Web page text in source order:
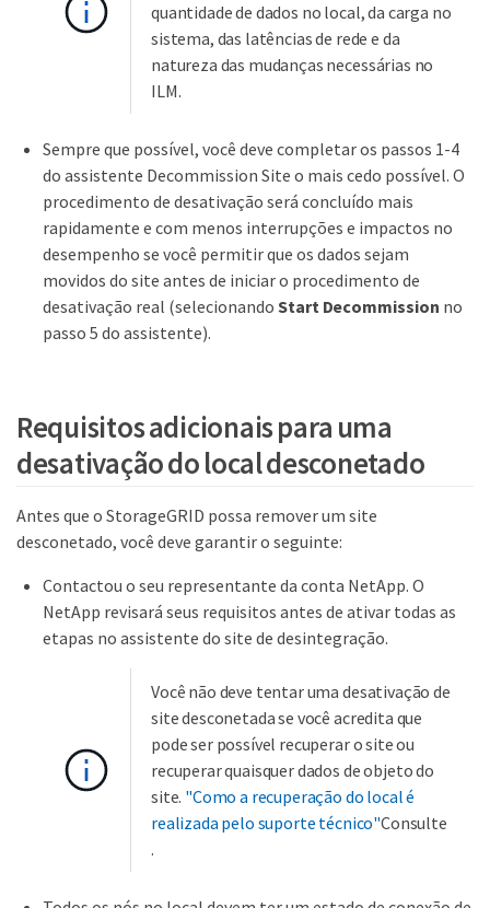
quantidade de dados no local, da carga no
sistema, das latências de rede e da
natureza das mudanças necessárias no
ILM.
Sempre que possível, você deve completar os passos 1-4
do assistente Decommission Site o mais cedo possível. O
procedimento de desativação será concluído mais
rapidamente e com menos interrupções e impactos no
desempenho se você permitir que os dados sejam
movidos do site antes de iniciar o procedimento de
desativação real (selecionando Start Decommission no
passo 5 do assistente).
Requisitos adicionais para uma
desativação do local desconetado
Antes que o StorageGRID possa remover um site
desconetado, você deve garantir o seguinte:
Contactou o seu representante da conta NetApp. O
NetApp revisará seus requisitos antes de ativar todas as
etapas no assistente do site de desintegração.
Você não deve tentar uma desativação de
site desconetada se você acredita que
pode ser possível recuperar o site ou
recuperar quaisquer dados de objeto do
site. "Como a recuperação do local é
realizada pelo suporte técnico"Consulte
.